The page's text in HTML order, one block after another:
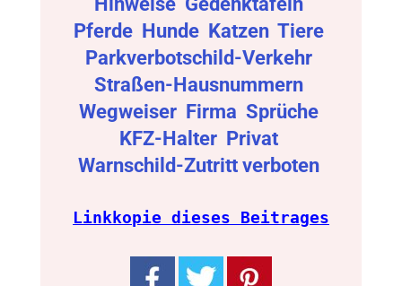
Pferde Hunde Katzen Tiere
Parkverbotschild-Verkehr
Straßen-Hausnummern
Wegweiser Firma Sprüche
KFZ-Halter Privat
Warnschild-Zutritt verboten
Linkkopie dieses Beitrages